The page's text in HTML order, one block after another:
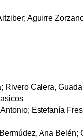
Aguirre
Rivero Calera,
Estefanía
Ana Belén;